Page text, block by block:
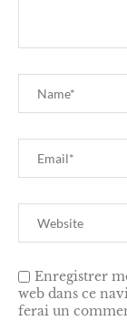
Enregistrer
web dans ce
ferai un